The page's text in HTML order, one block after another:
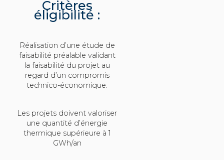
Critères
éligibilité :
Réalisation d’une étude de
faisabilité préalable validant
la faisabilité du projet au
regard d’un compromis
technico-économique.
Les projets doivent valoriser
une quantité d’énergie
thermique supérieure à 1
GWh/an